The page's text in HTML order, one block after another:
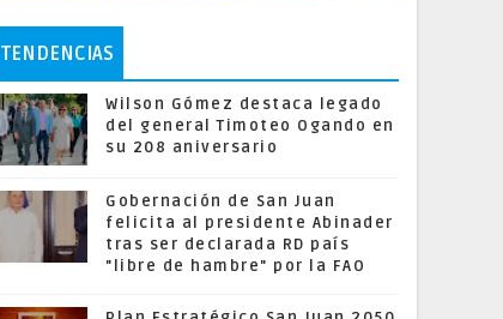
TENDENCIAS
Wilson Gómez destaca legado
del general Timoteo Ogando en
su 208 aniversario
Gobernación de San Juan
felicita al presidente Abinader
tras ser declarada RD país
"libre de hambre" por la FAO